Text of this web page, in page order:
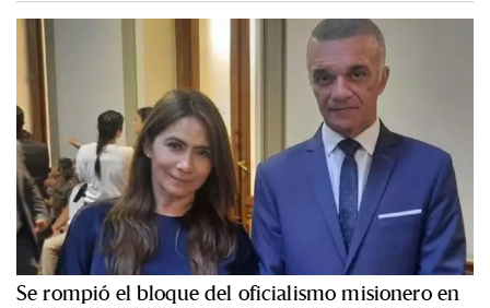
Se rompió el bloque del oficialismo misionero en